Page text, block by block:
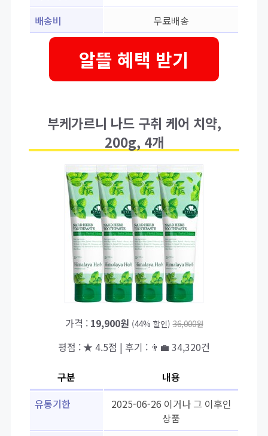
배송비
무료배송
알뜰 혜택 받기
부케가르니 나드 구취 케어 치약,
200g, 4개
가격 : 19,900원 (44% 할인) 36,000원
평점 : ★ 4.5점 | 후기 : 👨‍💼 34,320건
구분
내용
유통기한
2025-06-26 이거나 그 이후인
상품